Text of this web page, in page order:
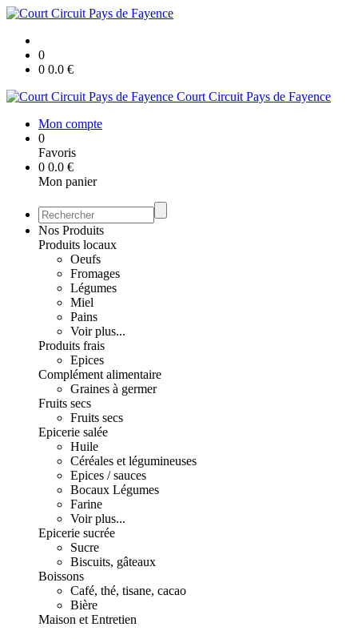
0
0 0.0 €
Court Circuit Pays de Fayence
Mon compte
0
Favoris
0 0.0 €
Mon panier
Nos Produits
Produits locaux
Oeufs
Fromages
Légumes
Miel
Pains
Voir plus...
Produits frais
Epices
Complément alimentaire
Graines à germer
Fruits secs
Fruits secs
Epicerie salée
Huile
Céréales et légumineuses
Epices / sauces
Bocaux Légumes
Farine
Voir plus...
Epicerie sucrée
Sucre
Biscuits, gâteaux
Boissons
Café, thé, tisane, cacao
Bière
Maison et Entretien